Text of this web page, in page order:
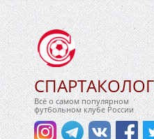
Всё о самом популярном
футбольном клубе России